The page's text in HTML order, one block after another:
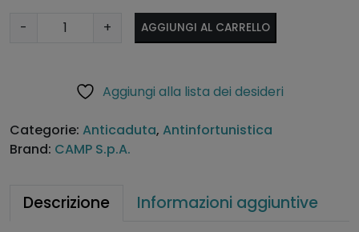
-
e
l
+ AGGIUNGI AL CARRELLO
Aggiungi alla lista dei desideri
Categorie: Anticaduta, Antinfortunistica
Brand: CAMP S.p.A.
Descrizione Informazioni aggiuntive